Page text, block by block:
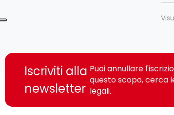
Iscriviti alla
newsletter
Puoi annullare
questo scopo, cerca
legali.